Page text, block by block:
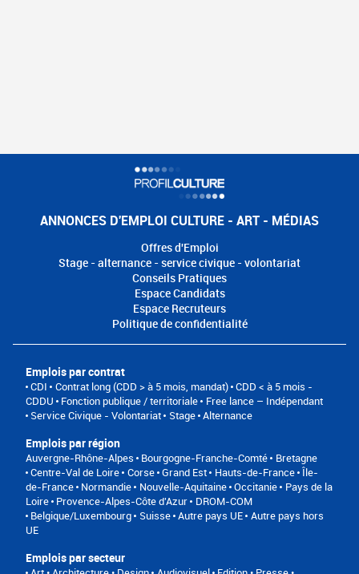
ANNONCES D'EMPLOI CULTURE - ART - MÉDIAS
Offres d'Emploi
Stage - alternance - service civique - volontariat
Conseils Pratiques
Espace Candidats
Espace Recruteurs
Politique de confidentialité
Emplois par contrat
CDI Contrat long (CDD > à 5 mois, mandat) CDD < à 5 mois -
CDDU
Fonction publique / territoriale
Free lance – Indépendant
Service Civique - Volontariat
Stage Alternance
Emplois par région
Auvergne-Rhône-Alpes Bourgogne-Franche-Comté
Bretagne
Centre-Val de Loire Corse Grand Est Hauts-de-France Île-
de-France Normandie Nouvelle-Aquitaine Occitanie
Pays de la
Loire Provence-Alpes-Côte d'Azur
DROM-COM
Belgique/Luxembourg
Suisse Autre pays UE Autre pays hors
UE
Emplois par secteur